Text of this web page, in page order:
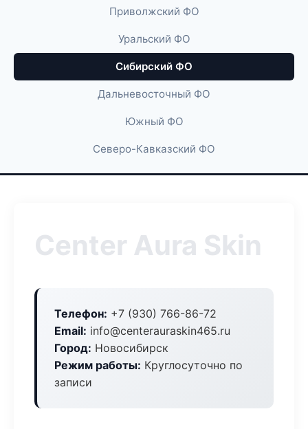
Приволжский ФО
Уральский ФО
Сибирский ФО
Дальневосточный ФО
Южный ФО
Северо-Кавказский ФО
Center Aura Skin
Телефон: +7 (930) 766-86-72
Email: info@centerauraskin465.ru
Город: Новосибирск
Режим работы: Круглосуточно по
записи